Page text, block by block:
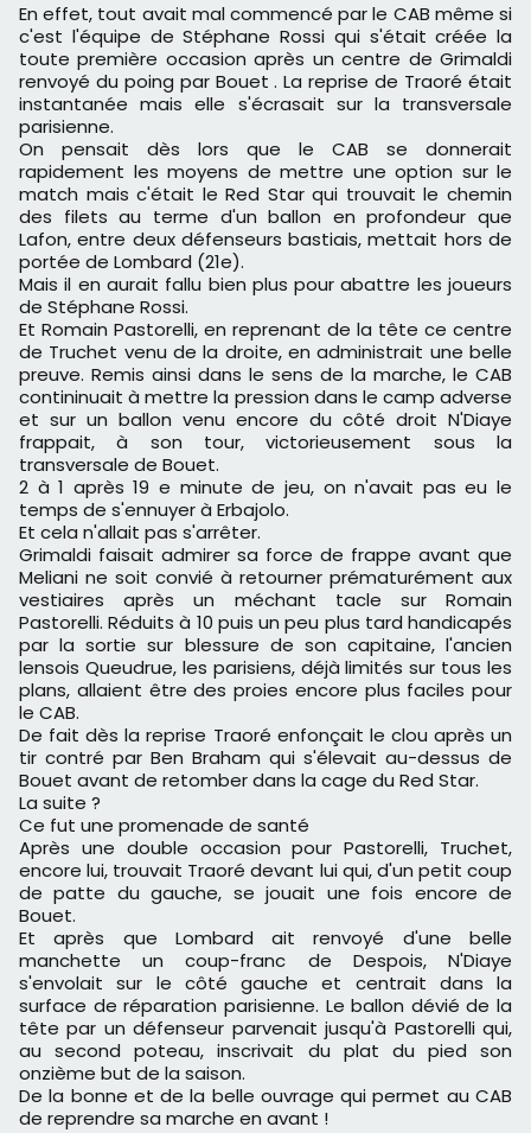
En effet, tout avait mal commencé par le CAB même si
c'est l'équipe de Stéphane Rossi qui s'était créée la
toute première occasion après un centre de Grimaldi
renvoyé du poing par Bouet . La reprise de Traoré était
instantanée mais elle s'écrasait sur la transversale
parisienne.
On pensait dès lors que le CAB se donnerait
rapidement les moyens de mettre une option sur le
match mais c'était le Red Star qui trouvait le chemin
des filets au terme d'un ballon en profondeur que
Lafon, entre deux défenseurs bastiais, mettait hors de
portée de Lombard (21e).
Mais il en aurait fallu bien plus pour abattre les joueurs
de Stéphane Rossi.
Et Romain Pastorelli, en reprenant de la tête ce centre
de Truchet venu de la droite, en administrait une belle
preuve. Remis ainsi dans le sens de la marche, le CAB
contininuait à mettre la pression dans le camp adverse
et sur un ballon venu encore du côté droit N'Diaye
frappait, à son tour, victorieusement sous la
transversale de Bouet.
2 à 1 après 19 e minute de jeu, on n'avait pas eu le
temps de s'ennuyer à Erbajolo.
Et cela n'allait pas s'arrêter.
Grimaldi faisait admirer sa force de frappe avant que
Meliani ne soit convié à retourner prématurément aux
vestiaires après un méchant tacle sur Romain
Pastorelli. Réduits à 10 puis un peu plus tard handicapés
par la sortie sur blessure de son capitaine, l'ancien
lensois Queudrue, les parisiens, déjà limités sur tous les
plans, allaient être des proies encore plus faciles pour
le CAB.
De fait dès la reprise Traoré enfonçait le clou après un
tir contré par Ben Braham qui s'élevait au-dessus de
Bouet avant de retomber dans la cage du Red Star.
La suite ?
Ce fut une promenade de santé
Après une double occasion pour Pastorelli, Truchet,
encore lui, trouvait Traoré devant lui qui, d'un petit coup
de patte du gauche, se jouait une fois encore de
Bouet.
Et après que Lombard ait renvoyé d'une belle
manchette un coup-franc de Despois, N'Diaye
s'envolait sur le côté gauche et centrait dans la
surface de réparation parisienne. Le ballon dévié de la
tête par un défenseur parvenait jusqu'à Pastorelli qui,
au second poteau, inscrivait du plat du pied son
onzième but de la saison.
De la bonne et de la belle ouvrage qui permet au CAB
de reprendre sa marche en avant !